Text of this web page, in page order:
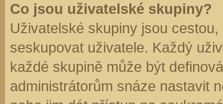
Co jsou uživatelské skupiny?
Uživatelské skupiny jsou
seskupovat uživatele. Každý
každé skupině může být
administrátorům snáze nastavit